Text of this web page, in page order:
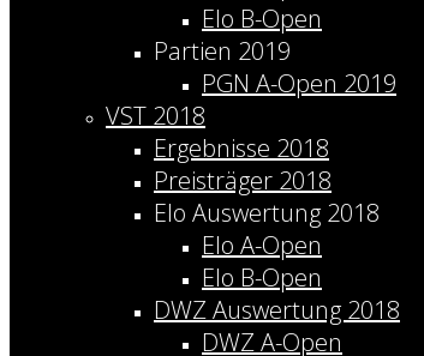
Elo B-Open
Partien 2019
PGN A-Open 2019
VST 2018
Ergebnisse 2018
Preisträger 2018
Elo Auswertung 2018
Elo A-Open
Elo B-Open
DWZ Auswertung 2018
DWZ A-Open